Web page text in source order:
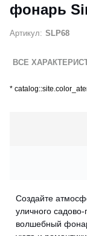
фонарь
Артикул: SLP68
ВСЕ
*
Создайте
уличного
волшебный